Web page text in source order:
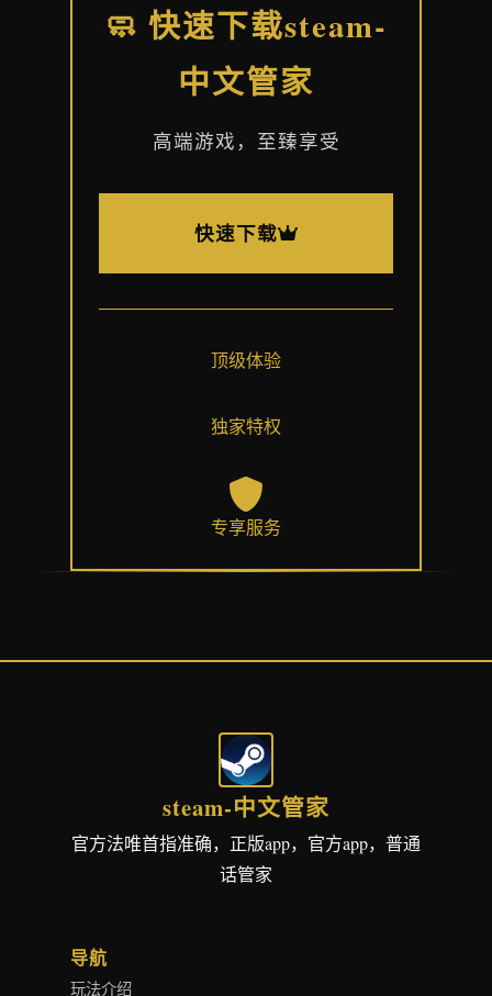
🧼 快速下载steam-
中文管家
高端游戏，至臻享受
快速下载
顶级体验
独家特权
专享服务
steam-中文管家
官方法唯首指准确，正版app，官方app，普通
话管家
导航
玩法介绍